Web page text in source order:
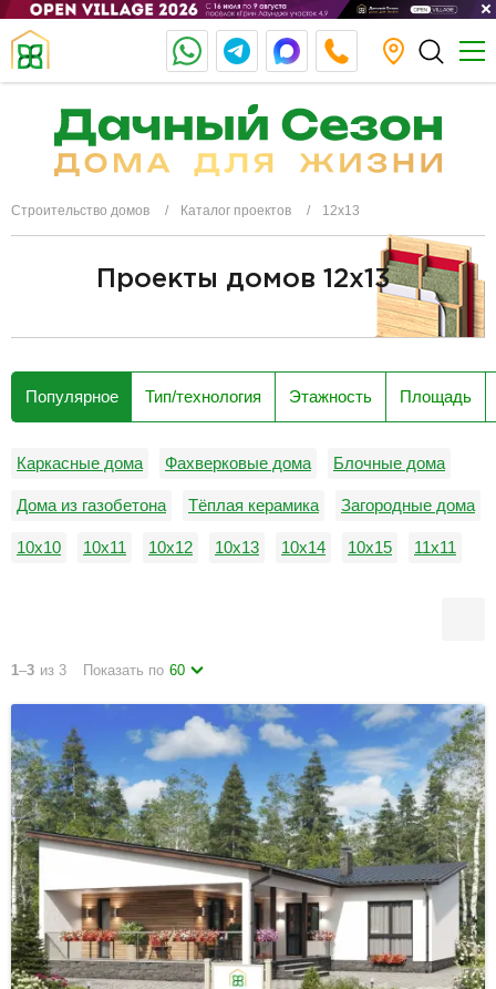
Строительство домов Каталог проектов 12х13
Проекты домов 12x13
Популярное Тип/технология Этажность Площадь
Каркасные дома Фахверковые дома Блочные дома
Дома из газобетона Тёплая керамика Загородные дома
10х10 10х11 10х12 10х13 10х14 10х15 11х11
1–3 из 3 Показать по 60